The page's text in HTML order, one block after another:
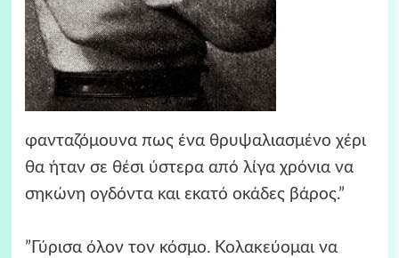
φανταζόμουνα πως ένα θρυψαλιασμένο χέρι
θα ήταν σε θέσι ύστερα από λίγα χρόνια να
σηκώνη ογδόντα και εκατό οκάδες βάρος.”
”Γύρισα όλον τον κόσμο. Κολακεύομαι να